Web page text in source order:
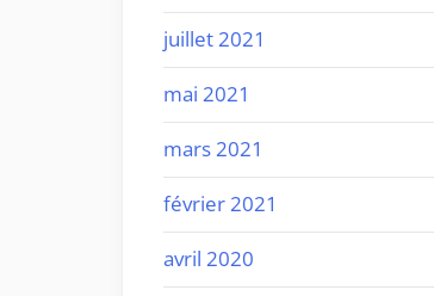
juillet 2021
mai 2021
mars 2021
février 2021
avril 2020